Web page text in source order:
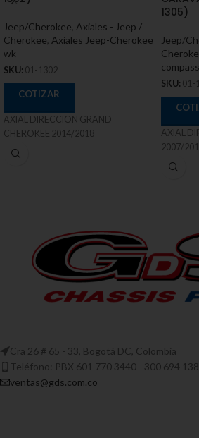
Jeep/Cherokee Axiales - Jeep /
Cherokee Axiales Jeep-Cherokee
wk
SKU: 01-1302
COTIZAR
AXIAL DIRECCION GRAND
CHEROKEE 2014/2018
1305)
Jeep/
compass
SKU: 01-
AXIAL
2007/
Cra 26 # 65 - 33, Bogotá DC, Colombia
Teléfono: PBX 601 770 3440 - 300 694
ventas@gds.com.co